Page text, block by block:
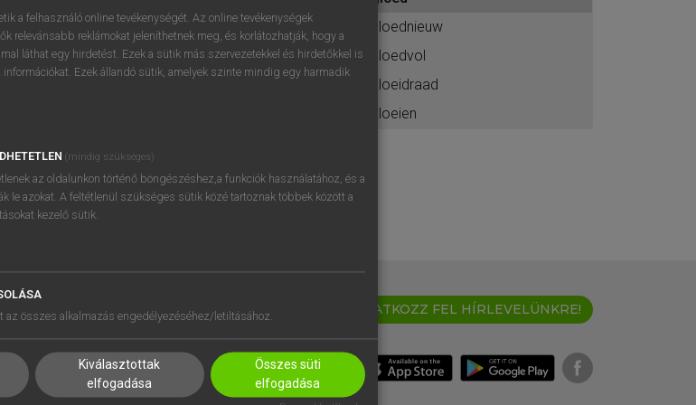
próbaverziójának elindításához
regisztrálok ésbelépek.
REGISZTRÁCIÓ
gloednieuw
gloedvol
gloeidraad
gloeien
SÚGÓ
RÓLUNK
SÜTI BEÁLLÍTÁSOK
IRATKOZZ FEL HÍRLEVELÜNKRE!
a felhasználó online tevékenységét. Az online tevékenységek
relevánsabb reklámokat jeleníthetnek meg, és korlátozhatják, hogy a
láthat egy hirdetést. Ezek a sütik más szervezetekkel és hirdetőkkel is
Ezek állandó sütik, amelyek szinte mindig egy harmadik
(mindig szükséges)
az oldalunkon történő böngészéshez,a funkciók használatához, és a
le azokat. A feltétlenül szükséges sütik közé tartoznak többek között a
kezelő sütik.
az összes alkalmazás engedélyezéséhez/letiltásához.
Kiválasztottak
elfogadása
Összes süti
elfogadása